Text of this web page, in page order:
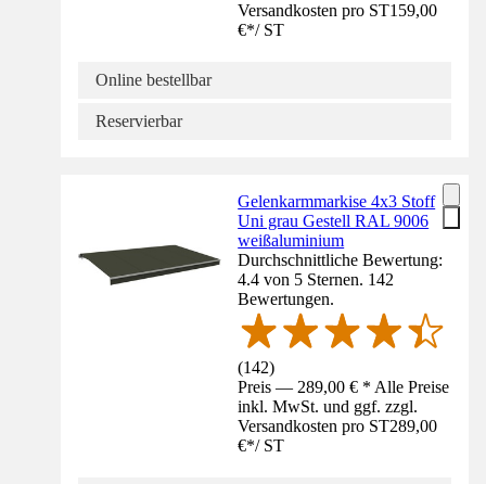
Versandkosten pro ST159,00
€*/ ST
Online bestellbar
Reservierbar
Gelenkarmmarkise 4x3 Stoff
Uni grau Gestell RAL 9006
weißaluminium
Durchschnittliche Bewertung:
4.4 von 5 Sternen. 142
Bewertungen.
(142)
Preis — 289,00 € * Alle Preise
inkl. MwSt. und ggf. zzgl.
Versandkosten pro ST289,00
€*/ ST